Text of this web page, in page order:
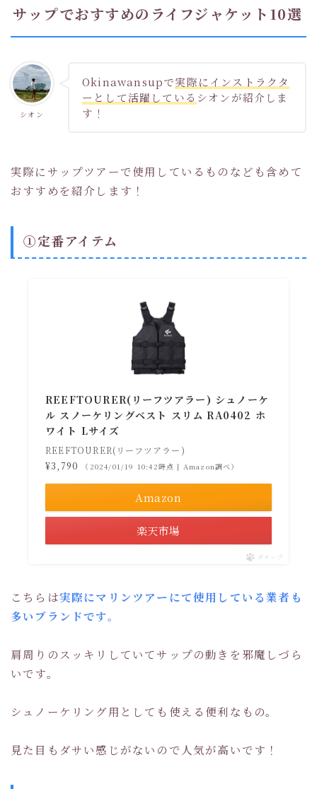
サップでおすすめのライフジャケット10選
シオン
Okinawansupで実際にインストラクタ
ーとして活躍している シオンが紹介しま
す！
実際にサップツアーで使用しているものなども含めて
おすすめを紹介します！
①定番アイテム
REEFTOURER(リーフツアラー) シュノーケ
ル スノーケリングベスト スリム RA0402 ホ
ワイト Lサイズ
REEFTOURER(リーフツアラー)
¥3,790
（2024/01/19 10:42時点 | Amazon調べ）
Amazon
楽天市場
ポチップ
こちらは実際にマリンツアーにて使用している業者も
多いブランドです。
肩周りのスッキリしていてサップの動きを邪魔しづら
いです。
シュノーケリング用としても使える便利なもの。
見た目もダサい感じがないので人気が高いです！